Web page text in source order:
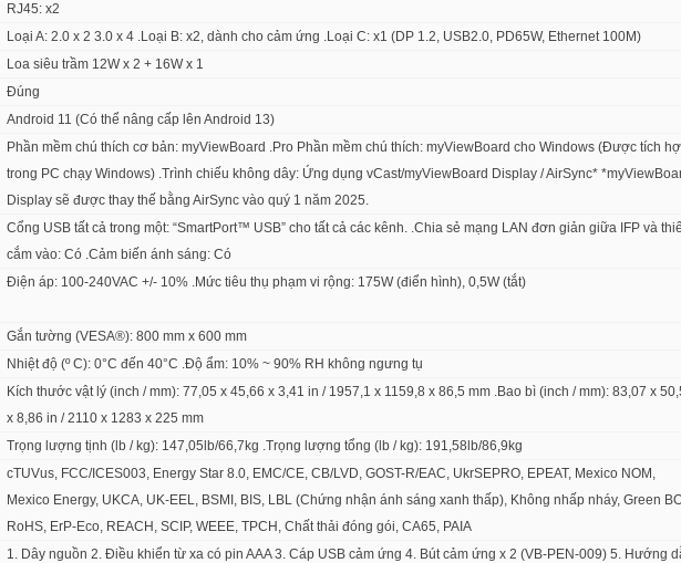
Whiteboard
RJ45: x2
Loại A: 2.0 x 2 3.0 x 4 .Loại B: x2, dành cho cảm ứng .Loại C: x1 (DP 1.2, USB2.0, PD65W, Ethernet 100M)
Loa siêu trầm 12W x 2 + 16W x 1
Đúng
Android 11 (Có thể nâng cấp lên Android 13)
Phần mềm chú thích cơ bản: myViewBoard .Pro Phần mềm chú thích: myViewBoard cho Windows (Được tích
trong PC chạy Windows) .Trình chiếu không dây: Ứng dụng vCast/myViewBoard Display / AirSync*
Display sẽ được thay thế bằng AirSync vào quý 1 năm 2025.
Cổng USB tất cả trong một: “SmartPort™ USB” cho tất cả các kênh. .Chia sẻ mạng LAN đơn giản giữa IFP và
cắm vào: Có .Cảm biến ánh sáng: Có
Điện áp: 100-240VAC +/- 10% .Mức tiêu thụ phạm vi rộng: 175W (điển hình), 0,5W (tắt)
Gắn tường (VESA®): 800 mm x 600 mm
Nhiệt độ (º C): 0°C đến 40°C .Độ ẩm: 10% ~ 90% RH không ngưng tụ
Kích thước vật lý (inch / mm): 77,05 x 45,66 x 3,41 in / 1957,1 x 1159,8 x 86,5 mm .Bao bì (inch / mm): 83,07 x
x 8,86 in / 2110 x 1283 x 225 mm
Trọng lượng tịnh (lb / kg): 147,05lb/66,7kg .Trọng lượng tổng (lb / kg): 191,58lb/86,9kg
cTUVus, FCC/ICES003, Energy Star 8.0, EMC/CE, CB/LVD, GOST-R/EAC, UkrSEPRO, EPEAT, Mexico NOM,
Mexico Energy, UKCA, UK-EEL, BSMI, BIS, LBL (Chứng nhận ánh sáng xanh thấp), Không nhấp nháy, Green
RoHS, ErP-Eco, REACH, SCIP, WEEE, TPCH, Chất thải đóng gói, CA65, PAIA
1. Dây nguồn 2. Điều khiển từ xa có pin AAA 3. Cáp USB cảm ứng 4. Bút cảm ứng x 2 (VB-PEN-009) 5. Hướng